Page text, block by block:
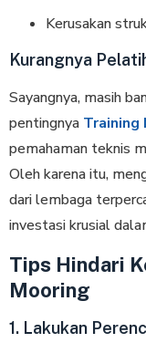
Kerusakan
Kurangnya
Sayangnya, masih
pentingnya Training
pemahaman teknis
Oleh karena itu,
dari lembaga
investasi krusial
Tips Hindari
Mooring
1. Lakukan